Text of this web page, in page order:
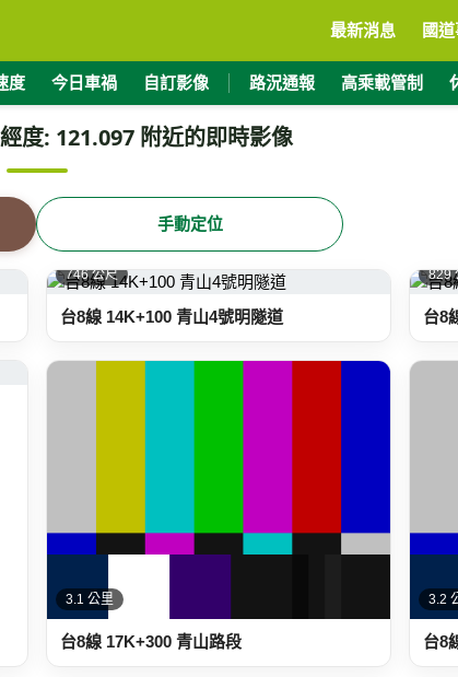
最新消息 國
度 今日車禍 自訂影像 路況通報 高乘載管制
度: 121.097 附近的即時影像
手動定位
746 公尺
台8線 14K+100 青山4號明隧道
829
台8
3.1 公里
台8線 17K+300 青山路段
3.2
台8